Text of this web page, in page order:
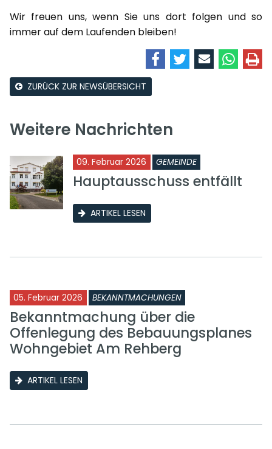
Wir freuen uns, wenn Sie uns dort folgen und so
immer auf dem Laufenden bleiben!
ZURÜCK ZUR NEWSÜBERSICHT
Weitere Nachrichten
09. Februar 2026 GEMEINDE
Hauptausschuss entfällt
ARTIKEL LESEN
05. Februar 2026 BEKANNTMACHUNGEN
Bekanntmachung über die
Offenlegung des Bebauungsplanes
Wohngebiet Am Rehberg
ARTIKEL LESEN